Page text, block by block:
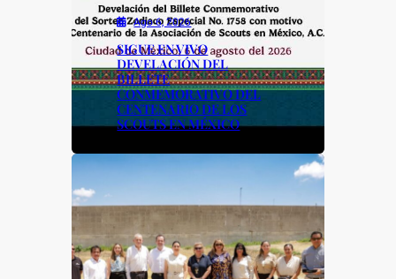
Ago 6, 2026
SIGUE EN VIVO
DEVELACIÓN DEL
BILLETE
CONMEMORATIVO DEL
CENTENARIO DE LOS
SCOUTS EN MÉXICO